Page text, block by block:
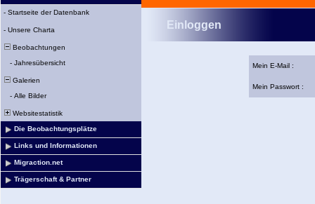
- Startseite der Datenbank
- Unsere Charta
Beobachtungen
- Jahresübersicht
Galerien
- Alle Bilder
Websitestatistik
Die Beobachtungsplätze
Links und Informationen
Migraction.net
Trägerschaft & Partner
Einloggen
Mein E-Mail :
Mein Passwort :